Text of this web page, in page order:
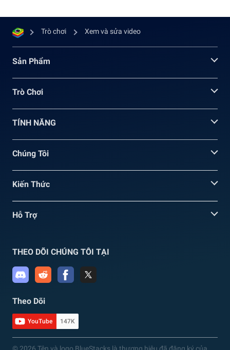
Trò chơi Xem và sửa video
Sản Phẩm
Trò Chơi
TÍNH NĂNG
Chúng Tôi
Kiến Thức
Hỗ Trợ
THEO DÕI CHÚNG TÔI TẠI
Theo Dõi
YouTube 147K